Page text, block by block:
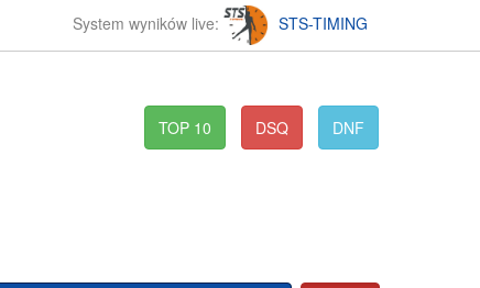
System wyników live: STS-TIMING
TOP 10 DSQ DNF